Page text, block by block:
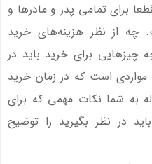
برای تمامی پدر و مادرها و
از نظر هزینه‌های خرید
برای خرید باید در
مواردی است که در زمان خرید
به شما نکات مهمی که برای
در نظر بگیرید را توضیح